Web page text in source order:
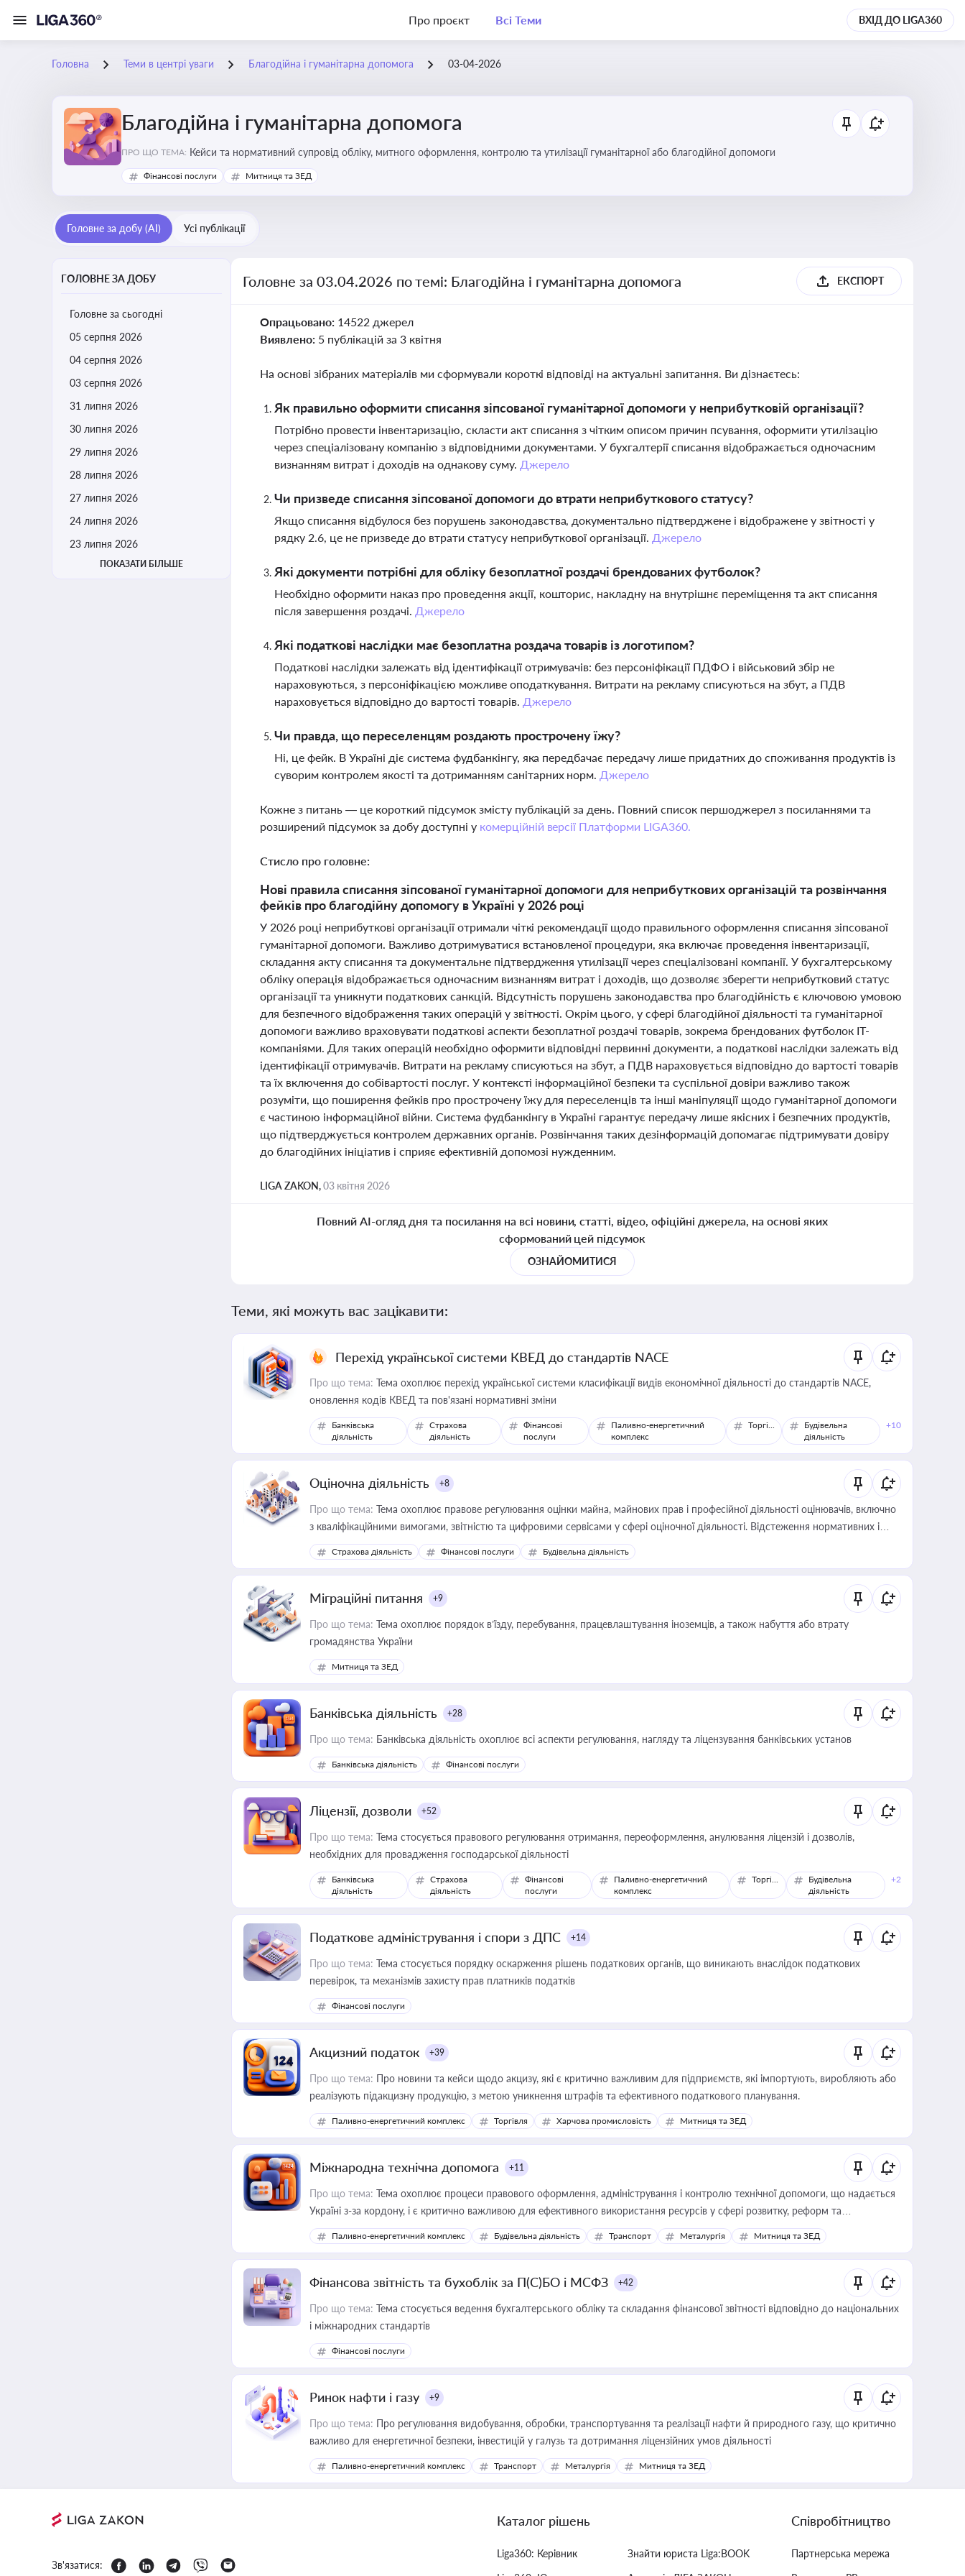
Про проєкт Всі Теми ВХІД ДО LIGA360
Головна Теми в центрі уваги Благодійна і гуманітарна допомога 03-04-2026
Благодійна і гуманітарна допомога
ПРО ЩО ТЕМА: Кейси та нормативний супровід обліку, митного оформлення, контролю та утилізації гуманітарної або благодійної допомоги
Фінансові послуги Митниця та ЗЕД
Головне за добу (AI) Усі публікації
ГОЛОВНЕ ЗА ДОБУ
Головне за сьогодні
05 серпня 2026
04 серпня 2026
03 серпня 2026
31 липня 2026
30 липня 2026
29 липня 2026
28 липня 2026
27 липня 2026
24 липня 2026
23 липня 2026
ПОКАЗАТИ БІЛЬШЕ
Головне за 03.04.2026 по темі: Благодійна і гуманітарна допомога ЕКСПОРТ
Опрацьовано: 14522 джерел
Виявлено: 5 публікацій за 3 квітня
На основі зібраних матеріалів ми сформували короткі відповіді на актуальні запитання. Ви дізнаєтесь:
Як правильно оформити списання зіпсованої гуманітарної допомоги у неприбутковій організації?
Потрібно провести інвентаризацію, скласти акт списання з чітким описом причин псування, оформити утилізацію
через спеціалізовану компанію з відповідними документами. У бухгалтерії списання відображається одночасним
визнанням витрат і доходів на однакову суму. Джерело
Чи призведе списання зіпсованої допомоги до втрати неприбуткового статусу?
Якщо списання відбулося без порушень законодавства, документально підтверджене і відображене у звітності у
рядку 2.6, це не призведе до втрати статусу неприбуткової організації. Джерело
Які документи потрібні для обліку безоплатної роздачі брендованих футболок?
Необхідно оформити наказ про проведення акції, кошторис, накладну на внутрішнє переміщення та акт списання
після завершення роздачі. Джерело
Які податкові наслідки має безоплатна роздача товарів із логотипом?
Податкові наслідки залежать від ідентифікації отримувачів: без персоніфікації ПДФО і військовий збір не
нараховуються, з персоніфікацією можливе оподаткування. Витрати на рекламу списуються на збут, а ПДВ
нараховується відповідно до вартості товарів. Джерело
Чи правда, що переселенцям роздають прострочену їжу?
Ні, це фейк. В Україні діє система фудбанкінгу, яка передбачає передачу лише придатних до споживання продуктів із
суворим контролем якості та дотриманням санітарних норм. Джерело
Кожне з питань — це короткий підсумок змісту публікацій за день. Повний список першоджерел з посиланнями та
розширений підсумок за добу доступні у комерційній версії Платформи LIGA360.
Стисло про головне:
Нові правила списання зіпсованої гуманітарної допомоги для неприбуткових організацій та розвінчання
фейків про благодійну допомогу в Україні у 2026 році
У 2026 році неприбуткові організації отримали чіткі рекомендації щодо правильного оформлення списання зіпсованої
гуманітарної допомоги. Важливо дотримуватися встановленої процедури, яка включає проведення інвентаризації,
складання акту списання та документальне підтвердження утилізації через спеціалізовані компанії. У бухгалтерському
обліку операція відображається одночасним визнанням витрат і доходів, що дозволяє зберегти неприбутковий статус
організації та уникнути податкових санкцій. Відсутність порушень законодавства про благодійність є ключовою умовою
для безпечного відображення таких операцій у звітності. Окрім цього, у сфері благодійної діяльності та гуманітарної
допомоги важливо враховувати податкові аспекти безоплатної роздачі товарів, зокрема брендованих футболок ІТ-
компаніями. Для таких операцій необхідно оформити відповідні первинні документи, а податкові наслідки залежать від
ідентифікації отримувачів. Витрати на рекламу списуються на збут, а ПДВ нараховується відповідно до вартості товарів
та їх включення до собівартості послуг. У контексті інформаційної безпеки та суспільної довіри важливо також
розуміти, що поширення фейків про прострочену їжу для переселенців та інші маніпуляції щодо гуманітарної допомоги
є частиною інформаційної війни. Система фудбанкінгу в Україні гарантує передачу лише якісних і безпечних продуктів,
що підтверджується контролем державних органів. Розвінчання таких дезінформацій допомагає підтримувати довіру
до благодійних ініціатив і сприяє ефективній допомозі нужденним.
LIGA ZAKON,03 квітня 2026
Повний AI-огляд дня та посилання на всі новини, статті, відео, офіційні джерела, на основі яких
сформований цей підсумок
ОЗНАЙОМИТИСЯ
Теми, які можуть вас зацікавити:
Перехід української системи КВЕД до стандартів NACE
Про що тема: Тема охоплює перехід української системи класифікації видів економічної діяльності до стандартів NACE,
оновлення кодів КВЕД та пов'язані нормативні зміни
Банківська
діяльність
Страхова
діяльність
Фінансові
послуги
Паливно-енергетичний
комплекс
Торгівля
Будівельна
діяльність
+10
Оціночна діяльність +8
Про що тема: Тема охоплює правове регулювання оцінки майна, майнових прав і професійної діяльності оцінювачів, включно
з кваліфікаційними вимогами, звітністю та цифровими сервісами у сфері оціночної діяльності. Відстеження нормативних і
медійних змін у цій сфері корисне для власника бізнесу, керівника, юриста або бухгалтера під час оподаткування,
приватизації, оренди державного майна, корпоративних угод і перевірки статусу суб'єктів оціночної діяльності
Страхова діяльність Фінансові послуги Будівельна діяльність
Міграційні питання +9
Про що тема: Тема охоплює порядок в’їзду, перебування, працевлаштування іноземців, а також набуття або втрату
громадянства України
Митниця та ЗЕД
Банківська діяльність +28
Про що тема: Банківська діяльність охоплює всі аспекти регулювання, нагляду та ліцензування банківських установ
Банківська діяльність Фінансові послуги
Ліцензії, дозволи +52
Про що тема: Тема стосується правового регулювання отримання, переоформлення, анулювання ліцензій і дозволів,
необхідних для провадження господарської діяльності
Банківська
діяльність
Страхова
діяльність
Фінансові
послуги
Паливно-енергетичний
комплекс
Торгівля
Будівельна
діяльність
+2
Податкове адміністрування і спори з ДПС +14
Про що тема: Тема стосується порядку оскарження рішень податкових органів, що виникають внаслідок податкових
перевірок, та механізмів захисту прав платників податків
Фінансові послуги
Акцизний податок +39
Про що тема: Про новини та кейси щодо акцизу, які є критично важливим для підприємств, які імпортують, виробляють або
реалізують підакцизну продукцію, з метою уникнення штрафів та ефективного податкового планування.
Паливно-енергетичний комплекс Торгівля Харчова промисловість Митниця та ЗЕД
Міжнародна технічна допомога +11
Про що тема: Тема охоплює процеси правового оформлення, адміністрування і контролю технічної допомоги, що надається
Україні з-за кордону, і є критично важливою для ефективного використання ресурсів у сфері розвитку, реформ та
інфраструктурних проєктів
Паливно-енергетичний комплекс Будівельна діяльність Транспорт Металургія Митниця та ЗЕД
Фінансова звітність та бухоблік за П(С)БО і МСФЗ +42
Про що тема: Тема стосується ведення бухгалтерського обліку та складання фінансової звітності відповідно до національних
і міжнародних стандартів
Фінансові послуги
Ринок нафти і газу +9
Про що тема: Про регулювання видобування, обробки, транспортування та реалізації нафти й природного газу, що критично
важливо для енергетичної безпеки, інвестицій у галузь та дотримання ліцензійних умов діяльності
Паливно-енергетичний комплекс Транспорт Металургія Митниця та ЗЕД
Зв'язатися:
Каталог рішень
Liga360: Керівник
Знайти юриста Liga:BOOK
Співробітництво
Партнерська мережа